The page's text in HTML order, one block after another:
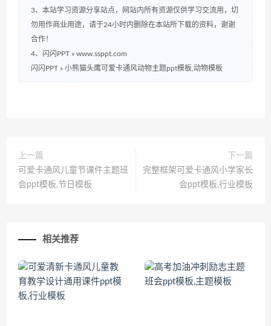
3、本站学习资源分享站点，网站内所有资源仅供学习交流用，切
勿用作商业用途，请于24小时内删除在本站所下载的资料，谢谢
合作！
4、闪闪PPT » www.ssppt.com
闪闪PPT » 小熊猫头鹰可爱卡通风动物主题ppt模板,动物模板
上一篇
可爱卡通风儿童节课件主题班
会ppt模板,节日模板
下一篇
完整框架可爱卡通风小学家长
会ppt模板,行业模板
相关推荐